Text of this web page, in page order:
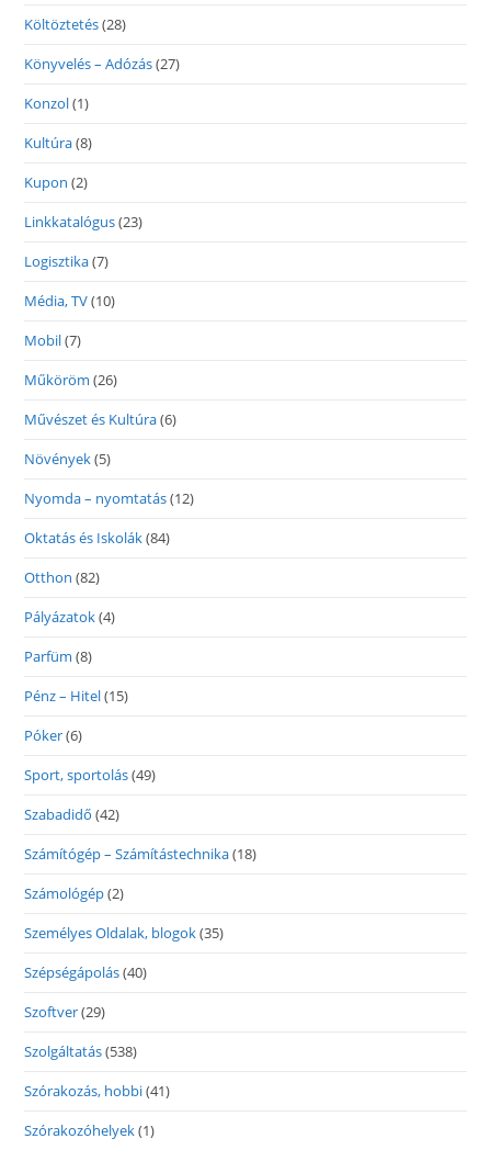
Költöztetés(28)
Könyvelés – Adózás(27)
Konzol(1)
Kultúra(8)
Kupon (2)
Linkkatalógus(23)
Logisztika(7)
Média, TV(10)
Mobil(7)
Műköröm (26)
Művészet és Kultúra(6)
Növények(5)
Nyomda – nyomtatás(12)
Oktatás és Iskolák(84)
Otthon (82)
Pályázatok(4)
Parfüm (8)
Pénz – Hitel(15)
Póker(6)
Sport, sportolás(49)
Szabadidő (42)
Számítógép – Számítástechnika(18)
Számológép(2)
Személyes Oldalak, blogok(35)
Szépségápolás(40)
Szoftver(29)
Szolgáltatás(538)
Szórakozás, hobbi(41)
Szórakozóhelyek(1)